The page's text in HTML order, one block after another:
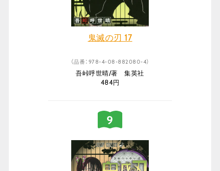
鬼滅の刃 17
（品番：978-4-08-882080-4）
吾峠呼世晴/著 集英社
484円